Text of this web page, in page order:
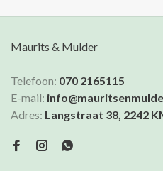
Maurits & Mulder
Telefoon: 070 2165115
E-mail:
Adres: Langstraat 38, 2242